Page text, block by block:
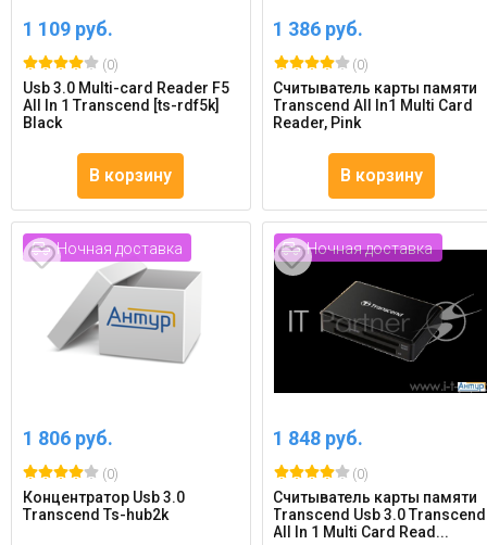
1 109 руб.
(0)
Usb 3.0 Multi-card Reader F5
All In 1 Transcend [ts-rdf5k]
Black
В корзину
1 386 руб.
(0)
Считыватель карты памяти
Transcend All In1 Multi Card
Reader, Pink
В корзину
Ночная доставка
1 806 руб.
(0)
Концентратор Usb 3.0
Transcend Ts-hub2k
Ночная доставка
1 848 руб.
(0)
Считыватель карты памяти
Transcend Usb 3.0 Transcend
All In 1 Multi Card Read...